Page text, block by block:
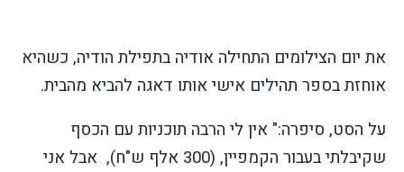
את יום הצילומים התחילה אודיה בתפילת הודיה, כשהיא
אוחזת בספר תהילים אישי אותו דאגה להביא מהבית.
על הסט, סיפרה:" אין לי הרבה תוכניות עם הכסף
שקיבלתי בעבור הקמפיין, (300 אלף ש"ח), אבל אני